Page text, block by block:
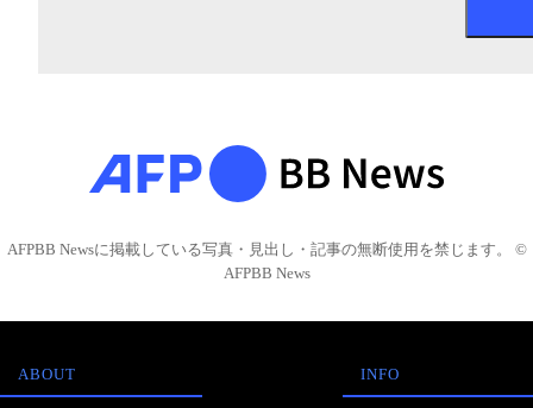
AFPBB Newsに掲載している写真・見出し・記事の無断使用を禁じます。 ©
AFPBB News
ABOUT INFO